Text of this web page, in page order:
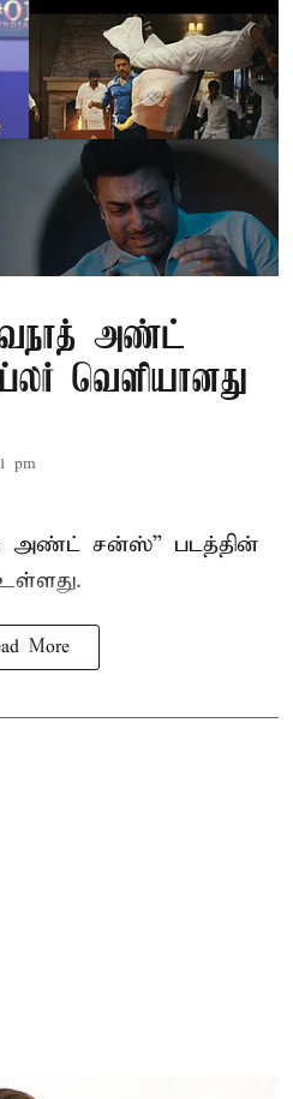
அண்ட்
வெளியானது
pm
அண்ட் சன்ஸ்” படத்தின்
More